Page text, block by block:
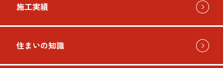
施工実績
住まいの知識